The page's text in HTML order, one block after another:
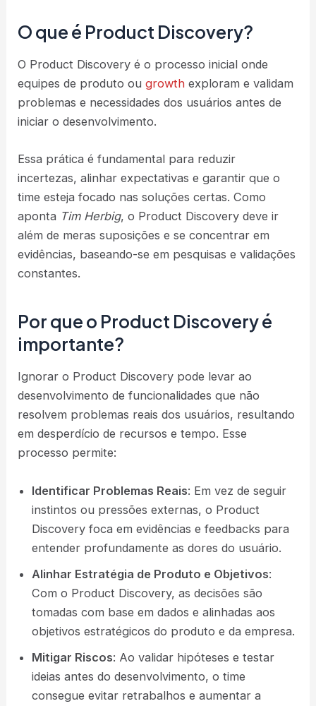
O que é Product Discovery?
O Product Discovery é o processo inicial onde
equipes de produto ougrowth exploram e validam
problemas e necessidades dos usuários antes de
iniciar o desenvolvimento.
Essa prática é fundamental para reduzir
incertezas, alinhar expectativas e garantir que o
time esteja focado nas soluções certas. Como
aponta Tim Herbig, o Product Discovery deve ir
além de meras suposições e se concentrar em
evidências, baseando-se em pesquisas e validações
constantes​.
Por que o Product Discovery é
importante?
Ignorar o Product Discovery pode levar ao
desenvolvimento de funcionalidades que não
resolvem problemas reais dos usuários, resultando
em desperdício de recursos e tempo. Esse
processo permite:
Identificar Problemas Reais: Em vez de seguir
instintos ou pressões externas, o Product
Discovery foca em evidências e feedbacks para
entender profundamente as dores do usuário.
Alinhar Estratégia de Produto e Objetivos:
Com o Product Discovery, as decisões são
tomadas com base em dados e alinhadas aos
objetivos estratégicos do produto e da empresa​.
Mitigar Riscos: Ao validar hipóteses e testar
ideias antes do desenvolvimento, o time
consegue evitar retrabalhos e aumentar a